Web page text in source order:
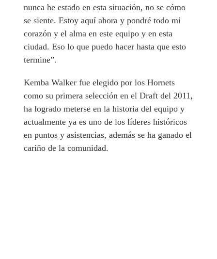
nunca he estado en esta situación, no se cómo
se siente. Estoy aquí ahora y pondré todo mi
corazón y el alma en este equipo y en esta
ciudad. Eso lo que puedo hacer hasta que esto
termine”.
Kemba Walker fue elegido por los Hornets
como su primera selección en el Draft del 2011,
ha logrado meterse en la historia del equipo y
actualmente ya es uno de los líderes históricos
en puntos y asistencias, además se ha ganado el
cariño de la comunidad.